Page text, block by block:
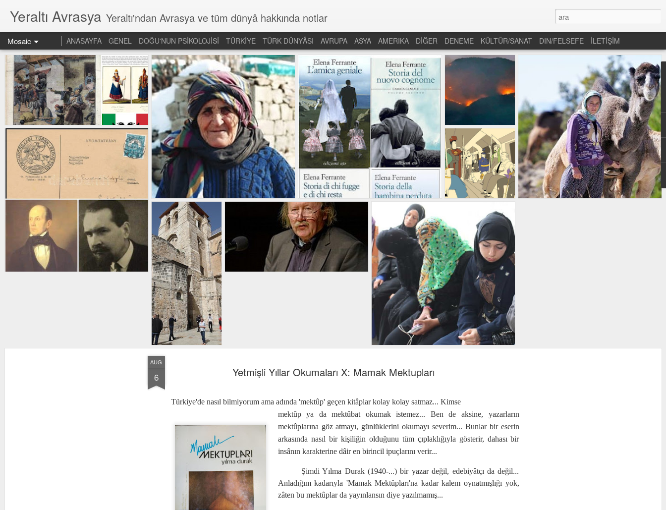
Yeraltı Avrasya Yeraltı'ndan Avrasya ve tüm dünyâ hakkında notlar
Mosaic ANASAYFA GENEL DOĞU'NUN PSİKOLOJİSİ TÜRKİYE TÜRK DÜNYÂSI AVRUPA ASYA AMERIKA DİĞER DENEME KÜLTÜR/SANAT DIN/FELSEFE İLETİŞİM
AUG
6 Yetmişli Yıllar Okumaları X: Mamak Mektupları
Türkiye'de nasıl bilmiyorum ama adında 'mektûp' geçen kitâplar kolay kolay satmaz... Kimse
mektûp ya da mektûbat okumak istemez... Ben de aksine, yazarların
mektûplarına göz atmayı, günlüklerini okumayı severim... Bunlar bir eserin
arkasında nasıl bir kişiliğin olduğunu tüm çıplaklığıyla gösterir, dahası bir
insânın karakterine dâir en birincil ipuçlarını verir...
Şimdi Yılma Durak (1940-...) bir yazar değil, edebiyâtçı da değil...
Anladığım kadarıyla 'Mamak Mektûpları'na kadar kalem oynatmışlığı yok,
zâten bu mektûplar da yayınlansın diye yazılmamış...